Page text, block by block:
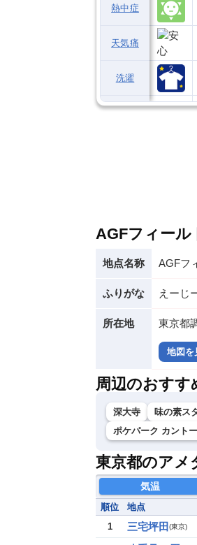
熱中症
天気痛
洗濯
AGFフィール
地点名称 AGFフ
ふりがな えーじ
所在地 東京都
地図を
周辺のおすす
深大寺 味の素ス
ポケパーク カントー
東京都のアメ
気温
順位 地点
1
三宅坪田 (東京)